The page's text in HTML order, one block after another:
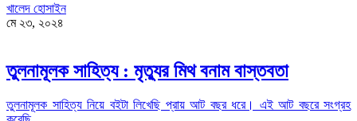
খালেদ হোসাইন
মে ২৩, ২০২৪
তুলনামূলক সাহিত্য : মৃত্যুর মিথ বনাম বাস্তবতা
তুলনামূলক সাহিত্য নিয়ে বইটা লিখেছি প্রায় আট বছর ধরে। এই আট বছরে সংগ্রহ